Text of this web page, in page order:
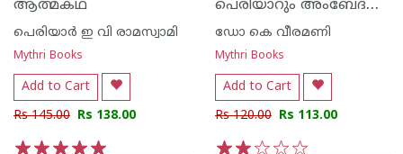
ആത്മകഥ
പെരിയാര്‍ ഇ വി രാമസ്വാമി
Mythri Books
Add to Cart
Rs 145.00 Rs 138.00
പെരിയാറും അംബേദ്കറും
ഡോ കെ വീരമണി
Mythri Books
Add to Cart
Rs 120.00 Rs 113.00